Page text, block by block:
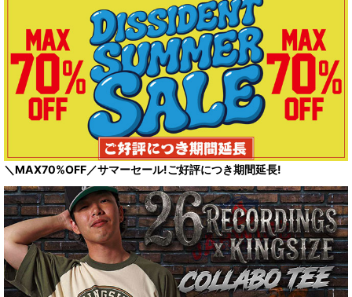
＼MAX70%OFF／サマーセール!ご好評につき期間延長!